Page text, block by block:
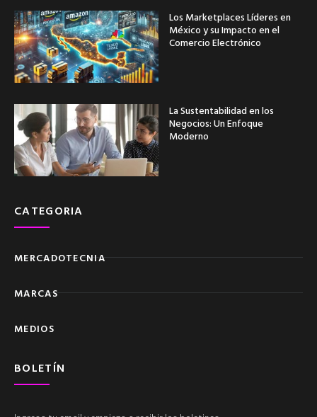
Los Marketplaces Líderes en
México y su Impacto en el
Comercio Electrónico
La Sustentabilidad en los
Negocios: Un Enfoque
Moderno
CATEGORIA
MERCADOTECNIA
MARCAS
MEDIOS
BOLETÍN